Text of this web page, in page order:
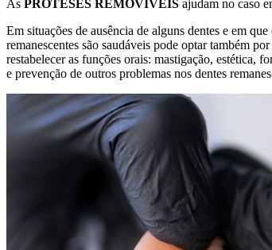
As PRÓTESES REMOVÍVEIS ajudam no caso
Em situações de ausência de alguns dentes e em que
remanescentes são saudáveis pode optar também
restabelecer as funções orais: mastigação, estética,
e prevenção de outros problemas nos dentes